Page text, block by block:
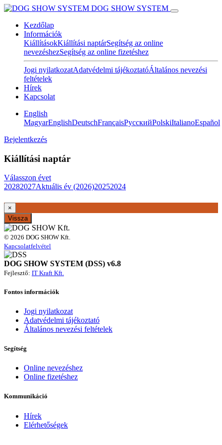
DOG SHOW SYSTEM
Kezdőlap
Információk
KiállításokKiállítási naptárSegítség az online
nevezéshezSegítség az online fizetéshez
Jogi nyilatkozatAdatvédelmi tájékoztatóÁltalános nevezési
feltételek
Hírek
Kapcsolat
English
MagyarEnglishDeutschFrançaisPусскийPolskiItalianoEspañol
Bejelentkezés
Kiállítási naptár
Válasszon évet
20282027Aktuális év (2026)20252024
×
Vissza
© 2026 DOG SHOW Kft.
Kapcsolatfelvétel
DOG SHOW SYSTEM (DSS) v6.8
Fejlesztő: IT Kraft Kft.
Fontos információk
Jogi nyilatkozat
Adatvédelmi tájékoztató
Általános nevezési feltételek
Segítség
Online nevezéshez
Online fizetéshez
Kommunikáció
Hírek
Elérhetőségek